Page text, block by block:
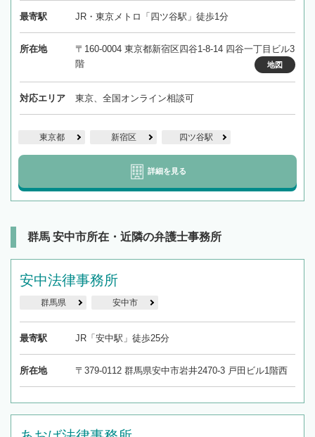
最寄駅 JR・東京メトロ「四ツ谷駅」徒歩1分
所在地
〒160-0004 東京都新宿区四谷1-8-14 四谷一丁目ビル3
階
地図
対応エリア 東京、全国オンライン相談可
東京都 新宿区 四ツ谷駅
詳細を見る
群馬 安中市所在・近隣の弁護士事務所
安中法律事務所
群馬県 安中市
最寄駅 JR「安中駅」徒歩25分
所在地 〒379-0112 群馬県安中市岩井2470-3 戸田ビル1階西